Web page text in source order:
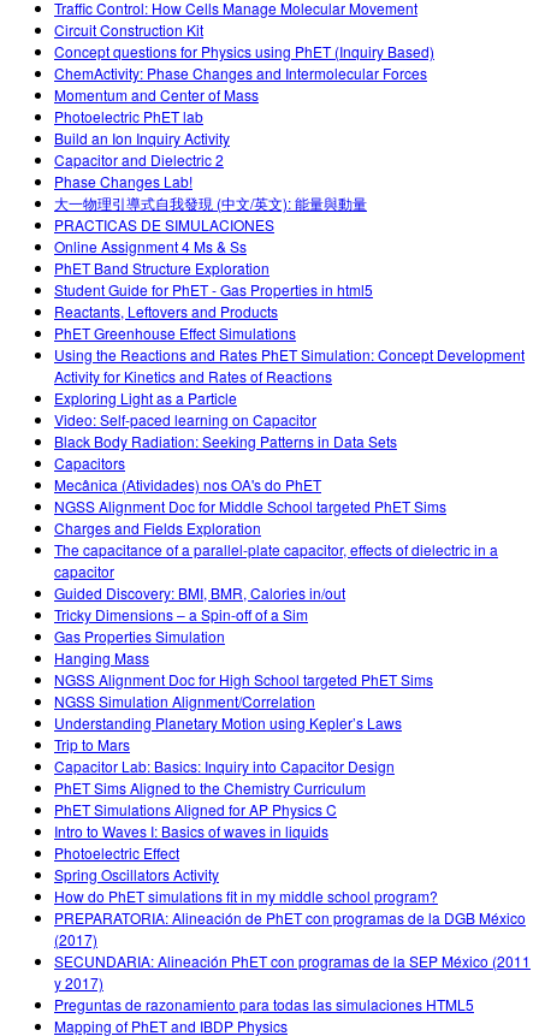
Traffic Control: How Cells Manage Molecular Movement
Circuit Construction Kit
Concept questions for Physics using PhET (Inquiry Based)
ChemActivity: Phase Changes and Intermolecular Forces
Momentum and Center of Mass
Photoelectric PhET lab
Build an Ion Inquiry Activity
Capacitor and Dielectric 2
Phase Changes Lab!
大一物理引導式自我發現 (中文/英文): 能量與動量
PRACTICAS DE SIMULACIONES
Online Assignment 4 Ms & Ss
PhET Band Structure Exploration
Student Guide for PhET - Gas Properties in html5
Reactants, Leftovers and Products
PhET Greenhouse Effect Simulations
Using the Reactions and Rates PhET Simulation: Concept Development
Activity for Kinetics and Rates of Reactions
Exploring Light as a Particle
Video: Self-paced learning on Capacitor
Black Body Radiation: Seeking Patterns in Data Sets
Capacitors
Mecânica (Atividades) nos OA's do PhET
NGSS Alignment Doc for Middle School targeted PhET Sims
Charges and Fields Exploration
The capacitance of a parallel-plate capacitor, effects of dielectric in a
capacitor
Guided Discovery: BMI, BMR, Calories in/out
Tricky Dimensions – a Spin-off of a Sim
Gas Properties Simulation
Hanging Mass
NGSS Alignment Doc for High School targeted PhET Sims
NGSS Simulation Alignment/Correlation
Understanding Planetary Motion using Kepler’s Laws
Trip to Mars
Capacitor Lab: Basics: Inquiry into Capacitor Design
PhET Sims Aligned to the Chemistry Curriculum
PhET Simulations Aligned for AP Physics C
Intro to Waves I: Basics of waves in liquids
Photoelectric Effect
Spring Oscillators Activity
How do PhET simulations fit in my middle school program?
PREPARATORIA: Alineación de PhET con programas de la DGB México
(2017)
SECUNDARIA: Alineación PhET con programas de la SEP México (2011
y 2017)
Preguntas de razonamiento para todas las simulaciones HTML5
Mapping of PhET and IBDP Physics